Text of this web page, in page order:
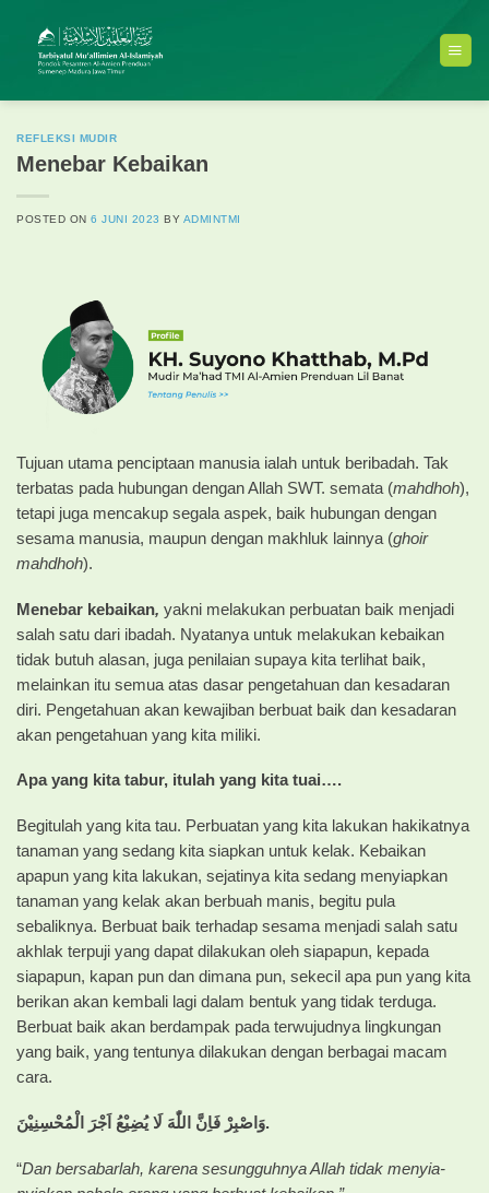
content
REFLEKSI MUDIR
Menebar Kebaikan
POSTED ON6 JUNI 2023 BY ADMINTMI
Tujuan utama penciptaan manusia ialah untuk beribadah. Tak
terbatas pada hubungan dengan Allah SWT. semata (mahdhoh),
tetapi juga mencakup segala aspek, baik hubungan dengan
sesama manusia, maupun dengan makhluk lainnya (ghoir
mahdhoh).
Menebar kebaikan, yakni melakukan perbuatan baik menjadi
salah satu dari ibadah. Nyatanya untuk melakukan kebaikan
tidak butuh alasan, juga penilaian supaya kita terlihat baik,
melainkan itu semua atas dasar pengetahuan dan kesadaran
diri. Pengetahuan akan kewajiban berbuat baik dan kesadaran
akan pengetahuan yang kita miliki.
Apa yang kita tabur, itulah yang kita tuai….
Begitulah yang kita tau. Perbuatan yang kita lakukan hakikatnya
tanaman yang sedang kita siapkan untuk kelak. Kebaikan
apapun yang kita lakukan, sejatinya kita sedang menyiapkan
tanaman yang kelak akan berbuah manis, begitu pula
sebaliknya. Berbuat baik terhadap sesama menjadi salah satu
akhlak terpuji yang dapat dilakukan oleh siapapun, kepada
siapapun, kapan pun dan dimana pun, sekecil apa pun yang kita
berikan akan kembali lagi dalam bentuk yang tidak terduga.
Berbuat baik akan berdampak pada terwujudnya lingkungan
yang baik, yang tentunya dilakukan dengan berbagai macam
cara.
وَاصْبِرْ فَاِنَّ اللّٰهَ لَا يُضِيْعُ اَجْرَ الْمُحْسِنِيْنَ.
“Dan bersabarlah, karena sesungguhnya Allah tidak menyia-